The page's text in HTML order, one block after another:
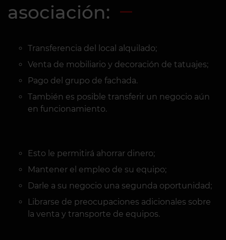
asociación:
Transferencia del local alquilado;
Venta de mobiliario y decoración de tatuajes;
Pago del grupo de fachada.
También es posible transferir un negocio aún
en funcionamiento.
Esto le permitirá ahorrar dinero;
Mantener el empleo de su equipo;
Darle a su negocio una segunda oportunidad;
Librarse de preocupaciones adicionales sobre
la venta y transporte de equipos.